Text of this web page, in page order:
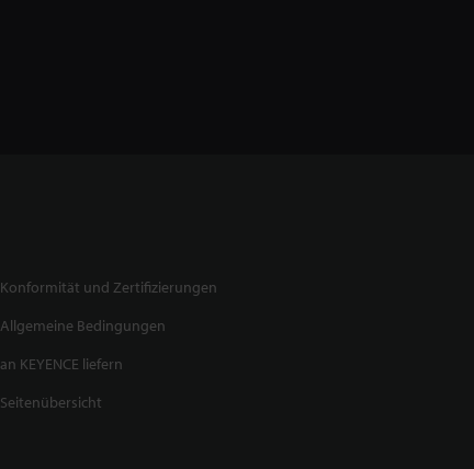
Konformität und Zertifizierungen
Allgemeine Bedingungen
an KEYENCE liefern
Seitenübersicht